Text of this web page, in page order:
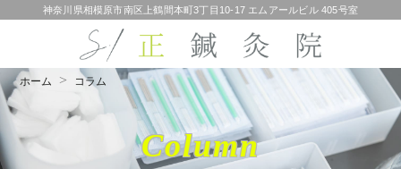
神奈川県相模原市南区上鶴間本町3丁目10-17 エムアールビル 405号室
ホーム コラム
Column